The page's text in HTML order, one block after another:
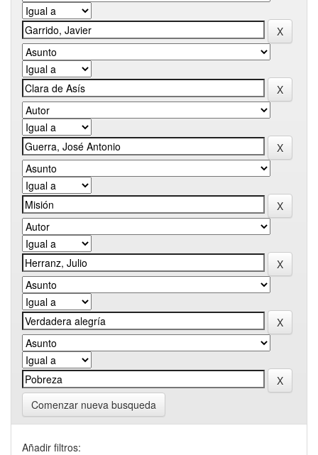
Comenzar nueva busqueda
Añadir filtros: